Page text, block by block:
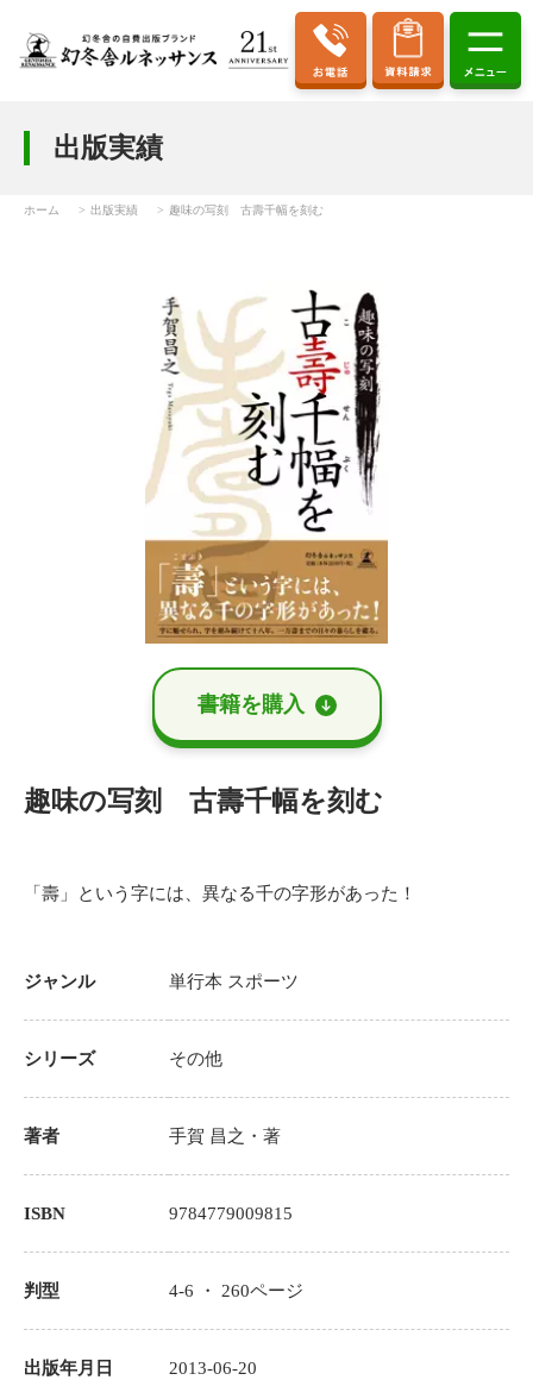
出版実績
ホーム 出版実績 趣味の写刻 古壽千幅を刻む
書籍を購⼊
趣味の写刻 古壽千幅を刻む
「壽」という字には、異なる千の字形があった！
ジャンル 単行本 スポーツ
シリーズ その他
著者 手賀 昌之 ・著
ISBN 9784779009815
判型 4-6 ・ 260ページ
出版年月日 2013-06-20